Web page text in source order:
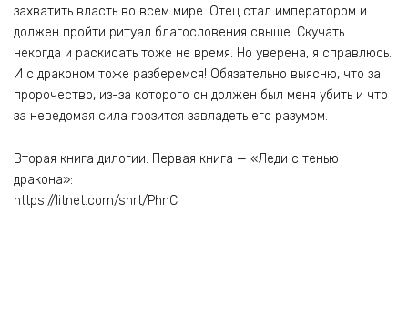
захватить власть во всем мире. Отец стал императором и
должен пройти ритуал благословения свыше. Скучать
некогда и раскисать тоже не время. Но уверена, я справлюсь.
И с драконом тоже разберемся! Обязательно выясню, что за
пророчество, из-за которого он должен был меня убить и что
за неведомая сила грозится завладеть его разумом.
Вторая книга дилогии. Первая книга — «Леди с тенью
дракона»:
https://litnet.com/shrt/PhnC